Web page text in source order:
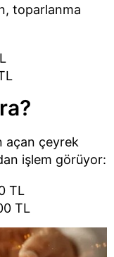
toparlanma
açan çeyrek
işlem görüyor:
TL
TL